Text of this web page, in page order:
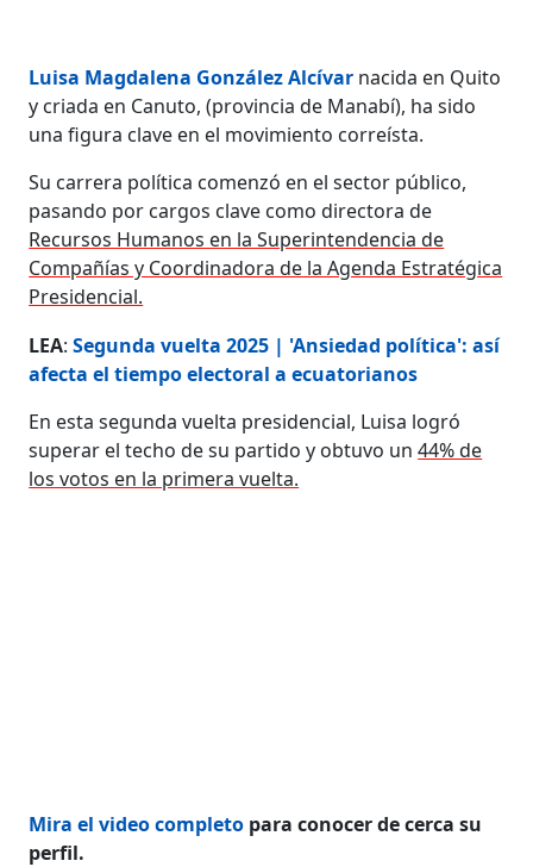
Luisa Magdalena González Alcívar nacida en Quito
y criada en Canuto, (provincia de Manabí), ha sido
una figura clave en el movimiento correísta.
Su carrera política comenzó en el sector público,
pasando por cargos clave como directora de
Recursos Humanos en la Superintendencia de
Compañías y Coordinadora de la Agenda Estratégica
Presidencial.
LEA:Segunda vuelta 2025 | 'Ansiedad política': así
afecta el tiempo electoral a ecuatorianos
En esta segunda vuelta presidencial, Luisa logró
superar el techo de su partido y obtuvo un44% de
los votos en la primera vuelta.
Mira el video completo para conocer de cerca su
perfil.